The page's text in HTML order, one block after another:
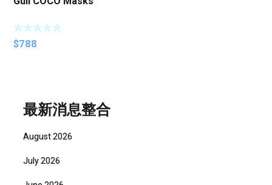
$788
最新消息整合
August 2026
July 2026